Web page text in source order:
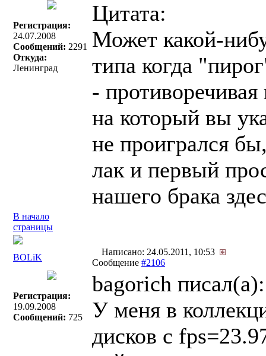
Регистрация:
24.07.2008
Сообщений: 2291
Откуда:
Ленинград
Цитата:
Может какой-
типа когда
-
на который вы
не проигрался
лак и первый
нашего брака
В начало
страницы
BOLiK
Написано: 24.05.2011, 10:53
Сообщение #2106
Регистрация:
19.09.2008
Сообщений: 725
bagorich писал(a):
У меня в
дисков с